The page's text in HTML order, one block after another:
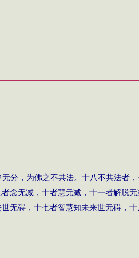
分，为佛之不共法。十八不共法者
念无减，十者慧无减，十一者解脱
无碍，十七者智慧知未来世无碍，十